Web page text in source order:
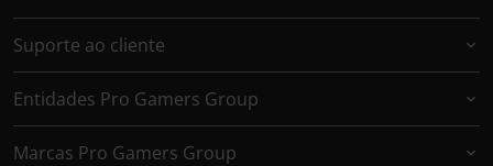
Suporte ao cliente
Entidades Pro Gamers Group
Marcas Pro Gamers Group